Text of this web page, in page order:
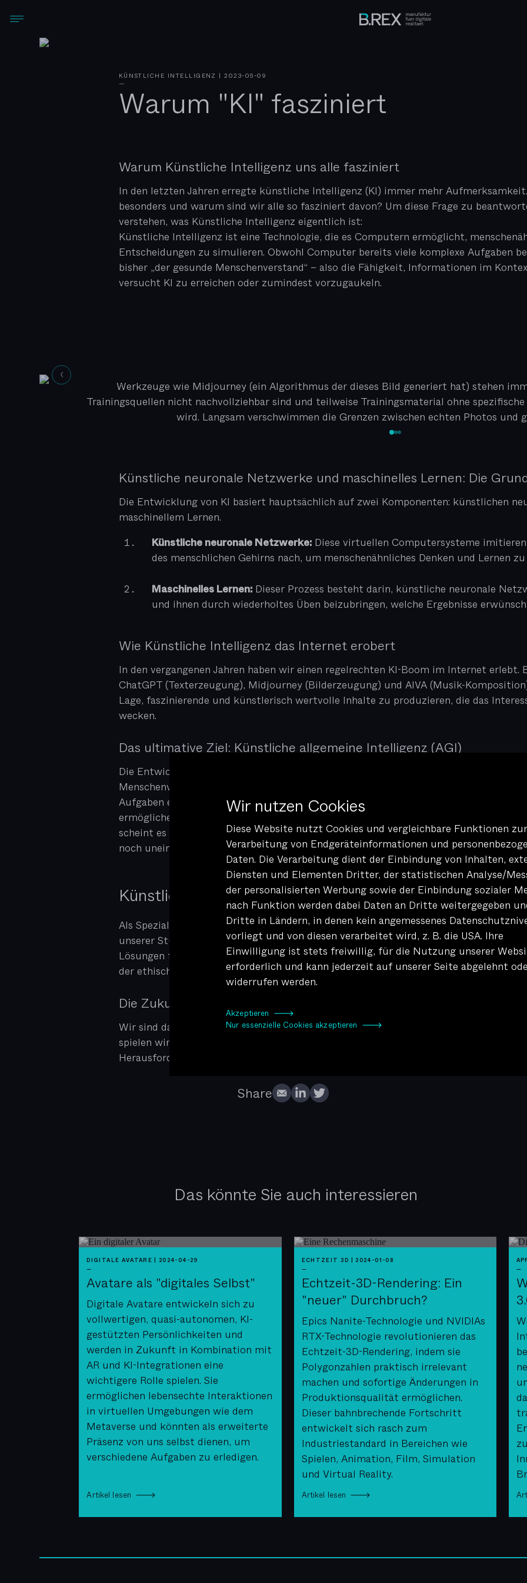
Wir nutzen Cookies
Diese Website nutzt Cookies und vergleichbare Funktionen zur
Verarbeitung von Endgeräteinformationen und
Daten. Die Verarbeitung dient der Einbindung von Inhalten,
Diensten und Elementen Dritter, der statistischen Analyse/
der personalisierten Werbung sowie der Einbindung sozialer
nach Funktion werden dabei Daten an Dritte weitergegeben
Dritte in Ländern, in denen kein angemessenes
vorliegt und von diesen verarbeitet wird, z. B. die USA. Ihre
Einwilligung ist stets freiwillig, für die Nutzung unserer
erforderlich und kann jederzeit auf unserer Seite abgelehnt
widerrufen werden.
Akzeptieren 🡒
Nur essenzielle Cookies akzeptieren 🡒
KÜNSTLICHE INTELLIGENZ |2023-05-09
—
Warum "KI" fasziniert
Warum Künstliche Intelligenz uns alle fasziniert
In den letzten Jahren erregte künstliche Intelligenz (KI) immer mehr
besonders und warum sind wir alle so fasziniert davon? Um diese Frage zu
verstehen, was Künstliche Intelligenz eigentlich ist:
Künstliche Intelligenz ist eine Technologie, die es Computern ermöglicht,
Entscheidungen zu simulieren. Obwohl Computer bereits viele komplexe Aufgaben
bisher „der gesunde Menschenverstand“ – also die Fähigkeit, Informationen im
versucht KI zu erreichen oder zumindest vorzugaukeln.
Werkzeuge wie Midjourney (ein Algorithmus der dieses Bild generiert hat) stehen
Trainingsquellen nicht nachvollziehbar sind und teilweise Trainingsmaterial ohne
wird. Langsam verschwimmen die Grenzen zwischen echten Photos und
Künstliche neuronale Netzwerke und maschinelles Lernen: Die
Die Entwicklung von KI basiert hauptsächlich auf zwei Komponenten: künstlichen
maschinellem Lernen.
Künstliche neuronale Netzwerke:Diese virtuellen Computersysteme
des menschlichen Gehirns nach, um menschenähnliches Denken und Lernen
Maschinelles Lernen:Dieser Prozess besteht darin, künstliche neuronale
und ihnen durch wiederholtes Üben beizubringen, welche Ergebnisse
Wie Künstliche Intelligenz das Internet erobert
In den vergangenen Jahren haben wir einen regelrechten KI-Boom im Internet erlebt.
ChatGPT (Texterzeugung), Midjourney (Bilderzeugung) und AIVA (Musik-
Lage, faszinierende und künstlerisch wertvolle Inhalte zu produzieren, die das
wecken.
Das ultimative Ziel: Künstliche allgemeine Intelligenz (AGI)
Die Entwicklung von künstlicher allgemeiner Intelligenz (AGI) – eine Form von KI, die
Menschenverstand“ besitzt – ist der Zielpunkt der KI-Forschung. Mit AGI könnten
Aufgaben erledigen, sondern auch die Welt um sich herum verstehen und
ermöglichen, uns in völlig neuen und bisher unvorstellbaren Bereichen zu
scheint es bereits bei aktuellen LLMs (Large Language Models) wie GPT-4 zu geben,
noch uneinig ist.
Künstliche Intelligenz in unserer digitalen Agentur
Als Spezialist*innen für interaktive Medienanwendungen, die wir mit Hilfe der
unserer Stuttgarter Digitalagentur stets auf dem neuesten Stand der Technik. Wir
Lösungen für unsere Kunden zu entwickeln und sind begeistert von den
der ethisch korrekte Einsatz von künstlicher Intelligenz besonders wichtig.
Die Zukunft der KI und ihr Einfluss auf unser Leben
Wir sind davon überzeugt, dass in den kommenden Jahren die Künstliche Intelligenz
spielen wird, die Grenzen dessen, was mit Technologie möglich ist, zu erweitern und
Herausforderungen der Zukunft zu bewältigen.
Share
Das könnte Sie auch interessieren
DIGITALE AVATARE
2024-04-29
—
Avatare als "digitales Selbst"
Digitale Avatare entwickeln sich zu
vollwertigen, quasi-autonomen, KI-
gestützten Persönlichkeiten und
werden in Zukunft in Kombination mit
AR und KI-Integrationen eine
wichtigere Rolle spielen. Sie
ermöglichen lebensechte Interaktionen
in virtuellen Umgebungen wie dem
Metaverse und könnten als erweiterte
Präsenz von uns selbst dienen, um
verschiedene Aufgaben zu erledigen.
Artikel lesen 🡒
ECHTZEIT 3D
2024-01-08
—
Echtzeit-3D-Rendering: Ein
"neuer" Durchbruch?
Epics Nanite-Technologie und NVIDIAs
RTX-Technologie revolutionieren das
Echtzeit-3D-Rendering, indem sie
Polygonzahlen praktisch irrelevant
machen und sofortige Änderungen in
Produktionsqualität ermöglichen.
Dieser bahnbrechende Fortschritt
entwickelt sich rasch zum
Industriestandard in Bereichen wie
Spielen, Animation, Film, Simulation
und Virtual Reality.
Artikel lesen 🡒
—